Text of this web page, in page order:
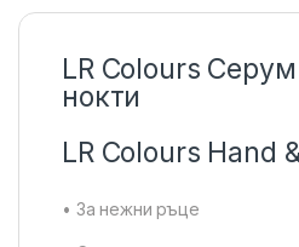
LR Colours
нокти
LR Colours Hand
• За нежни ръце